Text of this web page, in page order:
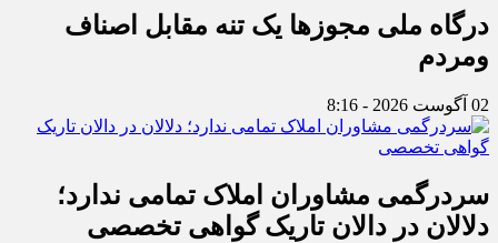
درگاه ملی مجوزها یک تنه مقابل اصناف
ومردم
02 آگوست 2026 - 8:16
سردرگمی مشاوران املاک تمامی ندارد؛
دلالان در دالان تاریک گواهی تخصصی